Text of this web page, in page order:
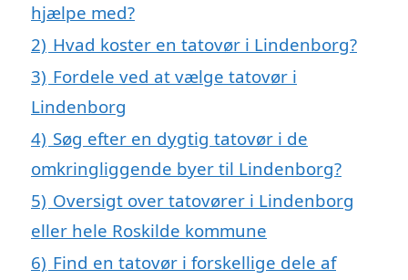
hjælpe med?
2) Hvad koster en tatovør i Lindenborg?
3) Fordele ved at vælge tatovør i
Lindenborg
4) Søg efter en dygtig tatovør i de
omkringliggende byer til Lindenborg?
5) Oversigt over tatovører i Lindenborg
eller hele Roskilde kommune
6) Find en tatovør i forskellige dele af